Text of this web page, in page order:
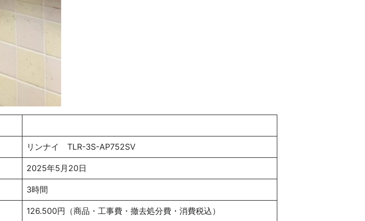
リンナイ TLR-3S-AP752SV
2025年5月20日
3時間
126.500円（商品・工事費・撤去処分費・消費税込）